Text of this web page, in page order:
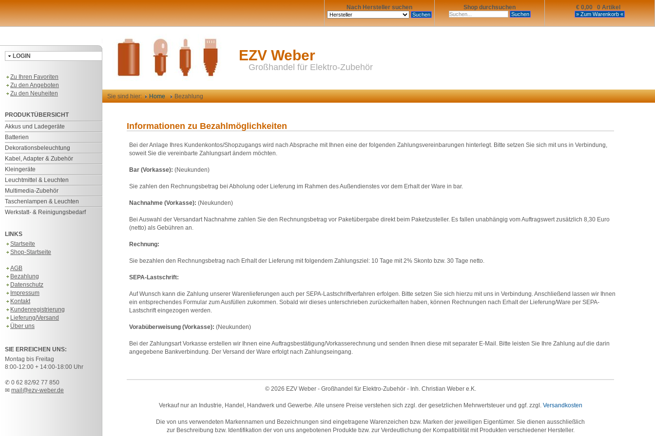
€ 0,00 0 Artikel
Shop durchsuchen
Nach Hersteller suchen
LOGIN
Zu Ihren Favoriten
Zu den Angeboten
Zu den Neuheiten
PRODUKTÜBERSICHT
Akkus und Ladegeräte
Batterien
Dekorationsbeleuchtung
Kabel, Adapter & Zubehör
Kleingeräte
Leuchtmittel & Leuchten
Multimedia-Zubehör
Taschenlampen & Leuchten
Werkstatt- & Reinigungsbedarf
LINKS
Startseite
Shop-Startseite
AGB
Bezahlung
Datenschutz
Impressum
Kontakt
Kundenregistrierung
Lieferung/Versand
Über uns
SIE ERREICHEN UNS:
Montag bis Freitag
8:00-12:00 + 14:00-18:00 Uhr
✆ 0 62 82/92 77 850
✉ mail@ezv-weber.de
EZV Weber
Großhandel für Elektro-Zubehör
Sie sind hier: Home Bezahlung
Informationen zu Bezahlmöglichkeiten
Bei der Anlage Ihres Kundenkontos/Shopzugangs wird nach Absprache mit Ihnen eine der folgenden Zahlungsvereinbarungen hinterlegt. Bitte setzen Sie sich mit uns in Verbindung,
soweit Sie die vereinbarte Zahlungsart ändern möchten.
Bar (Vorkasse): (Neukunden)
Sie zahlen den Rechnungsbetrag bei Abholung oder Lieferung im Rahmen des Außendienstes vor dem Erhalt der Ware in bar.
Nachnahme (Vorkasse): (Neukunden)
Bei Auswahl der Versandart Nachnahme zahlen Sie den Rechnungsbetrag vor Paketübergabe direkt beim Paketzusteller. Es fallen unabhängig vom Auftragswert zusätzlich 8,30 Euro
(netto) als Gebühren an.
Rechnung:
Sie bezahlen den Rechnungsbetrag nach Erhalt der Lieferung mit folgendem Zahlungsziel: 10 Tage mit 2% Skonto bzw. 30 Tage netto.
SEPA-Lastschrift:
Auf Wunsch kann die Zahlung unserer Warenlieferungen auch per SEPA-Lastschriftverfahren erfolgen. Bitte setzen Sie sich hierzu mit uns in Verbindung. Anschließend lassen wir Ihnen
ein entsprechendes Formular zum Ausfüllen zukommen. Sobald wir dieses unterschrieben zurückerhalten haben, können Rechnungen nach Erhalt der Lieferung/Ware per SEPA-
Lastschrift eingezogen werden.
Vorabüberweisung (Vorkasse): (Neukunden)
Bei der Zahlungsart Vorkasse erstellen wir Ihnen eine Auftragsbestätigung/Vorkasserechnung und senden Ihnen diese mit separater E-Mail. Bitte leisten Sie Ihre Zahlung auf die darin
angegebene Bankverbindung. Der Versand der Ware erfolgt nach Zahlungseingang.
© 2026 EZV Weber - Großhandel für Elektro-Zubehör - Inh. Christian Weber e.K.
Verkauf nur an Industrie, Handel, Handwerk und Gewerbe. Alle unsere Preise verstehen sich zzgl. der gesetzlichen Mehrwertsteuer und ggf. zzgl. Versandkosten
Die von uns verwendeten Markennamen und Bezeichnungen sind eingetragene Warenzeichen bzw. Marken der jeweiligen Eigentümer. Sie dienen ausschließlich
zur Beschreibung bzw. Identifikation der von uns angebotenen Produkte bzw. zur Verdeutlichung der Kompatibilität mit Produkten verschiedener Hersteller.